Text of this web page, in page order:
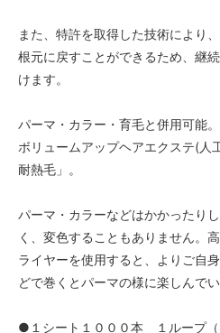
また、特許を取得した技術により
根元に戻すことができるため、継
けます。
パーマ・カラー・育毛と併用可能
ボリュームアップヘアエクステ(人
耐熱毛」。
パーマ・カラーなどはかかったり
く、変色することもありません。
ライヤーを使用すると、よりご自
どで巻くとパーマの様に楽しんで
●１シート１０００本 １ループ（